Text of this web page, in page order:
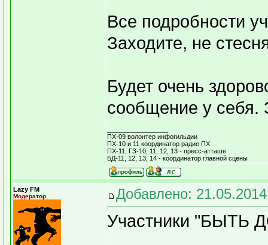
Все подробности
Заходите, не
Будет очень
сообщение у себя.
ПХ-09 волонтер инфогильдии
ПХ-10 и 11 координатор радио ПХ
ПХ-11, ГЗ-10, 11, 12, 13 - пресс-атташе
БД-11, 12, 13, 14 - координатор главной сцены
Lazy FM
Модератор Добавлено:
Участники "БЫТЬ